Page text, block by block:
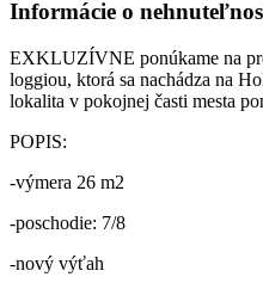
Informácie o
EXKLUZÍVNE ponúkame na
loggiou, ktorá sa nachádza na
lokalita v pokojnej časti mesta
POPIS:
-výmera 26 m2
-poschodie: 7/8
-nový výťah